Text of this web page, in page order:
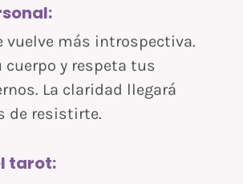
vuelve más introspectiva.
cuerpo y respeta tus
La claridad llegará
de resistirte.
tarot: